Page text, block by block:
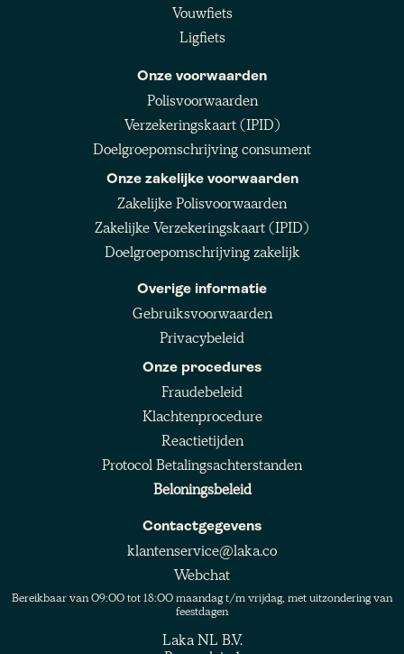
Vouwfiets
Ligfiets
Onze voorwaarden
Polisvoorwaarden
Verzekeringskaart (IPID)
Doelgroepomschrijving consument
Onze zakelijke voorwaarden
Zakelijke Polisvoorwaarden
Zakelijke Verzekeringskaart (IPID)
Doelgroepomschrijving zakelijk
Overige informatie
Gebruiksvoorwaarden
Privacybeleid
Onze procedures
Fraudebeleid
Klachtenprocedure
Reactietijden
Protocol Betalingsachterstanden
Beloningsbeleid
Contactgegevens
klantenservice@laka.co
Webchat
Bereikbaar van 09:00 tot 18:00 maandag t/m vrijdag, met uitzondering van
feestdagen
Laka NL B.V.